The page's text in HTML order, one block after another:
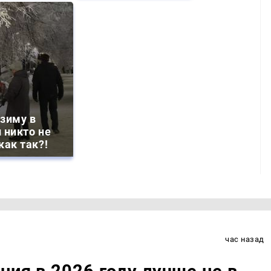
в
никто не
так?!
час назад